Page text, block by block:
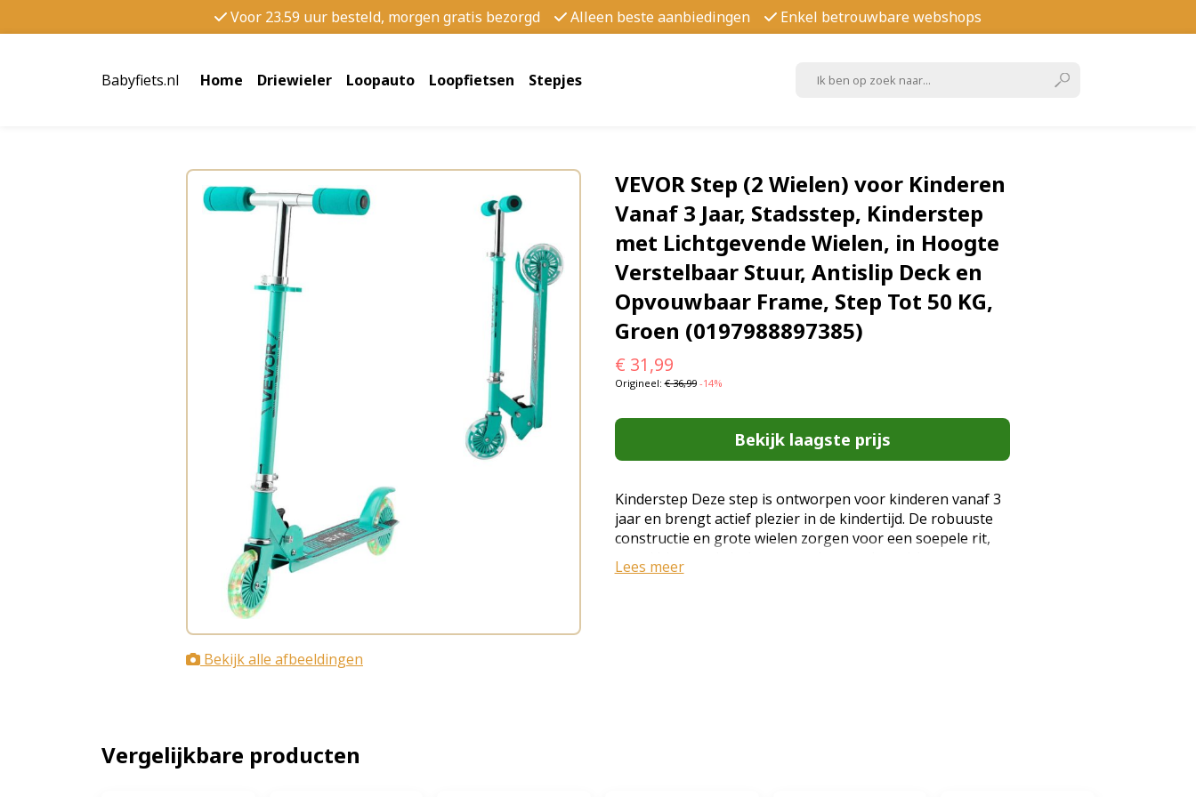
Voor 23.59 uur besteld, morgen gratis bezorgd Alleen beste aanbiedingen Enkel betrouwbare webshops
Babyfiets.nl Home Driewieler Loopauto Loopfietsen Stepjes
Bekijk alle afbeeldingen
VEVOR Step (2 Wielen) voor Kinderen
Vanaf 3 Jaar, Stadsstep, Kinderstep
met Lichtgevende Wielen, in Hoogte
Verstelbaar Stuur, Antislip Deck en
Opvouwbaar Frame, Step Tot 50 KG,
Groen (0197988897385)
€ 31,99
Origineel:€36,99 -14%
Bekijk laagste prijs
Kinderstep Deze step is ontworpen voor kinderen vanaf 3
jaar en brengt actief plezier in de kindertijd. De robuuste
constructie en grote wielen zorgen voor een soepele rit,
zowel binnen als buiten, waardoor ouders zich geen
zorgen hoeven te maken. Het kantelstuursysteem
Lees meer
Vergelijkbare producten